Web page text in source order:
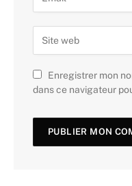
Enregistrer mon
dans ce navigateur